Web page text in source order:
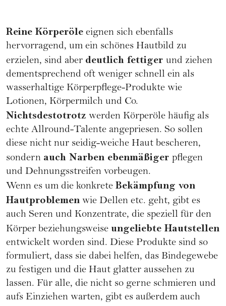
Reine Körperöle eignen sich ebenfalls
hervorragend, um ein schönes Hautbild zu
erzielen, sind aber deutlich fettiger und ziehen
dementsprechend oft weniger schnell ein als
wasserhaltige Körperpflege-Produkte wie
Lotionen, Körpermilch und Co.
Nichtsdestotrotz werden Körperöle häufig als
echte Allround-Talente angepriesen. So sollen
diese nicht nur seidig-weiche Haut bescheren,
sondern auch Narben ebenmäßiger pflegen
und Dehnungsstreifen vorbeugen.
Wenn es um die konkrete Bekämpfung von
Hautproblemen wie Dellen etc. geht, gibt es
auch Seren und Konzentrate, die speziell für den
Körper beziehungsweise ungeliebte Hautstellen
entwickelt worden sind. Diese Produkte sind so
formuliert, dass sie dabei helfen, das Bindegewebe
zu festigen und die Haut glatter aussehen zu
lassen. Für alle, die nicht so gerne schmieren und
aufs Einziehen warten, gibt es außerdem auch